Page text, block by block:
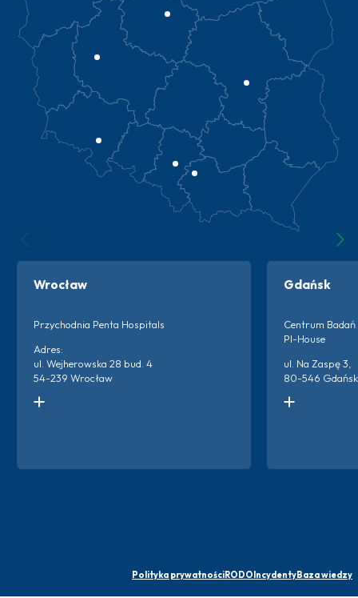
Wrocław
Przychodnia Penta Hospitals
Adres:
ul. Wejherowska 28 bud. 4
54-239 Wrocław
Gdańsk
Centrum
PI-House
ul. Na Zaspę 3,
80-546 Gdańsk
Polityka prywatnościRODO IncydentyBaza wiedzy